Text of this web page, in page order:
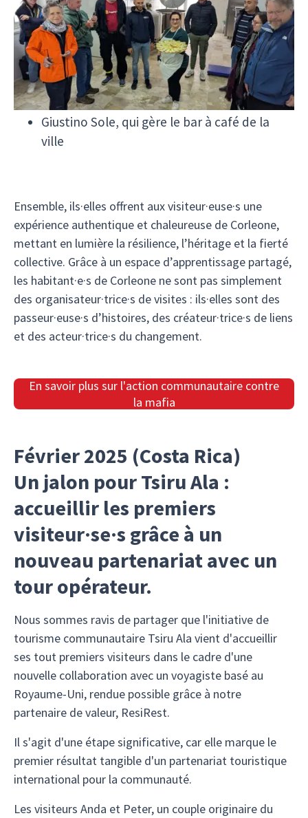
Federico Blanda, le guide local
Antonino Madonia, qui propose des
locations de vélos
La famille Buoncuore, fromagers
Silvia Chiarodiluna, propriétaire de la
boutique de produits locaux
Giustino Sole, qui gère le bar à café de la
ville
Ensemble, ils·elles offrent aux visiteur·euse·s une
expérience authentique et chaleureuse de Corleone,
mettant en lumière la résilience, l’héritage et la fierté
collective. Grâce à un espace d’apprentissage partagé,
les habitant·e·s de Corleone ne sont pas simplement
des organisateur·trice·s de visites : ils·elles sont des
passeur·euse·s d’histoires, des créateur·trice·s de liens
et des acteur·trice·s du changement.
En savoir plus sur l'action communautaire contre
la mafia
Février 2025 (Costa Rica)
Un jalon pour Tsiru Ala :
accueillir les premiers
visiteur·se·s grâce à un
nouveau partenariat avec un
tour opérateur.
Nous sommes ravis de partager que l'initiative de
tourisme communautaire Tsiru Ala vient d'accueillir
ses tout premiers visiteurs dans le cadre d'une
nouvelle collaboration avec un voyagiste basé au
Royaume-Uni, rendue possible grâce à notre
partenaire de valeur, ResiRest.
Il s'agit d'une étape significative, car elle marque le
premier résultat tangible d'un partenariat touristique
international pour la communauté.
Les visiteurs Anda et Peter, un couple originaire du